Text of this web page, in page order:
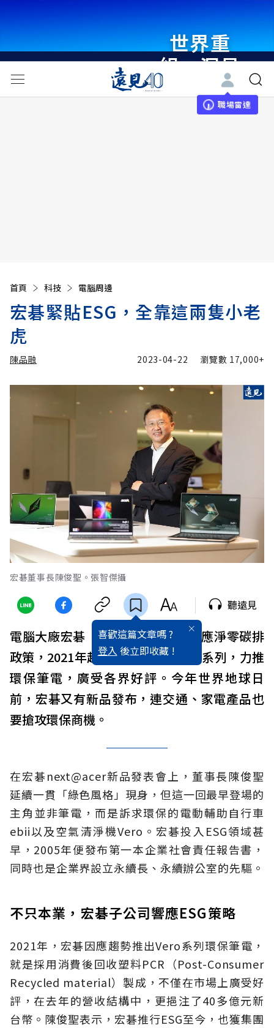
世界重
組・洞見
未來 與
世界領袖
職場雷達
首頁 科技 電腦周邊
宏碁緊貼ESG，全靠這兩隻小老
虎
陳品融 2023-04-22 瀏覽數 17,000+
宏碁董事長陳俊聖。張智傑攝
喜歡這篇文章嗎 ?
登入 後立即收藏 !
聽遠見
電腦大廠宏碁（2353）近年積極響應淨零碳排
政策，2021年起展開新產品線Vero系列，力推
環保筆電，廣受各界好評。今年世界地球日
前，宏碁又有新品發布，連交通、家電產品也
要搶攻環保商機。
在宏碁next@acer新品發表會上，董事長陳俊聖
延續一貫「綠色風格」現身，但這一回最早登場的
主角並非筆電，而是訴求環保的電動輔助自行車
ebii以及空氣清淨機Vero。宏碁投入ESG領域甚
早，2005年便發布第一本企業社會責任報告書，
同時也是企業界設立永續長、永續辦公室的先驅。
不只本業，宏碁子公司響應ESG策略
2021年，宏碁因應趨勢推出Vero系列環保筆電，
就是採用消費後回收塑料PCR（Post-Consumer
Recycled material）製成，不僅在市場上廣受好
評，在去年的營收結構中，更挹注了40多億元新
台幣。陳俊聖表示，宏碁推行ESG至今，也獲集團